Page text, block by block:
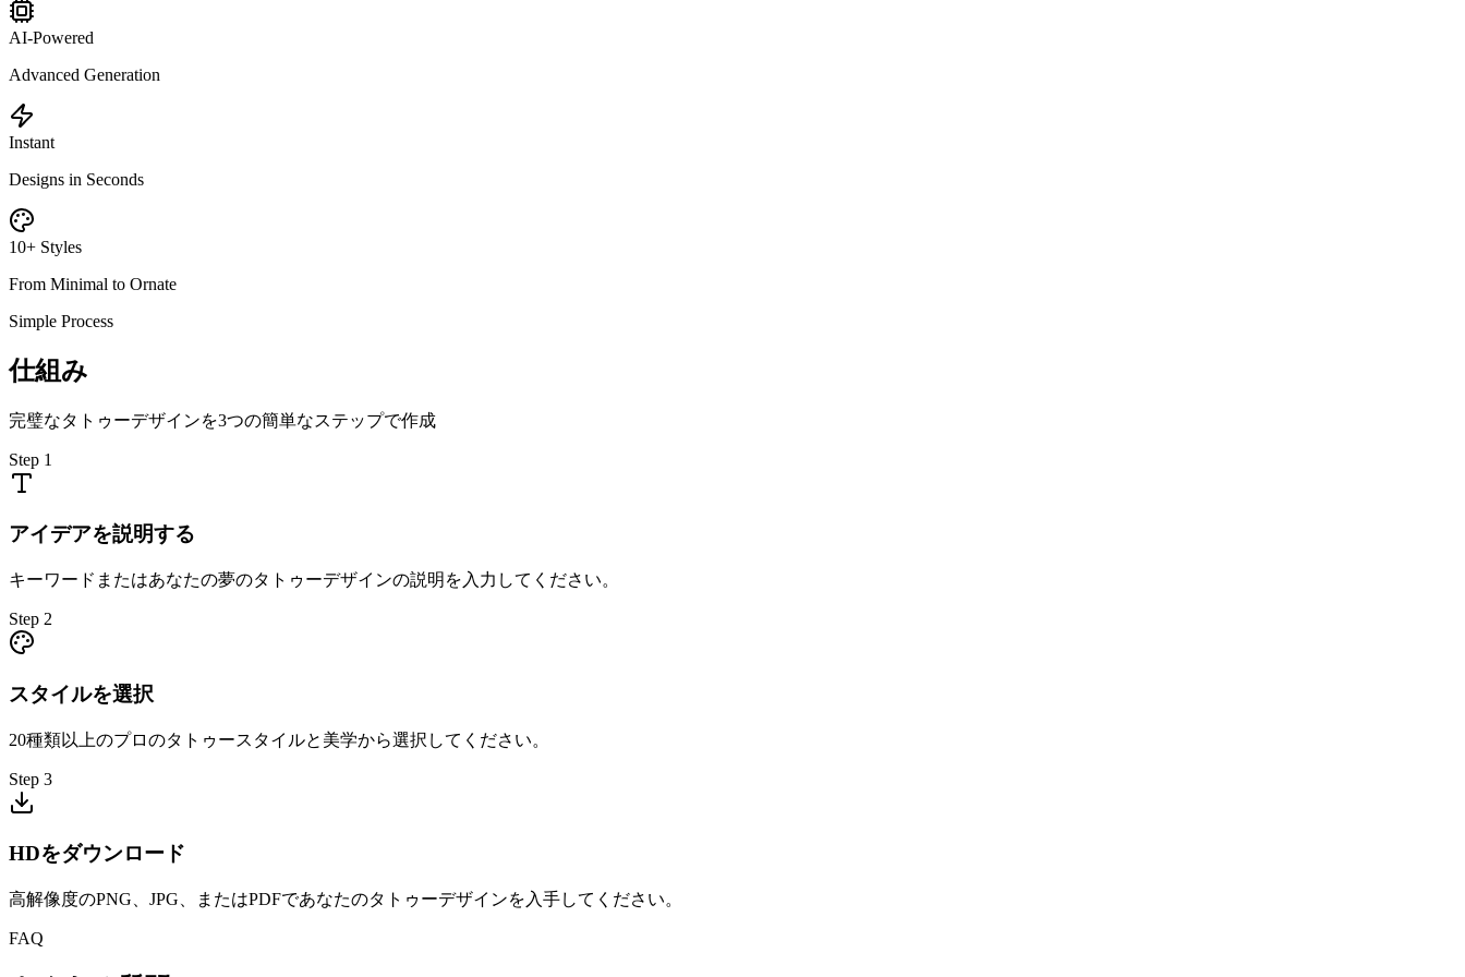
AI-Powered
Advanced Generation
Instant
Designs in Seconds
10+ Styles
From Minimal to Ornate
Simple Process
仕組み
完璧なタトゥーデザインを3つの簡単なステップで作成
Step 1
アイデアを説明する
キーワードまたはあなたの夢のタトゥーデザインの説明を入力してください。
Step 2
スタイルを選択
20種類以上のプロのタトゥースタイルと美学から選択してください。
Step 3
HDをダウンロード
高解像度のPNG、JPG、またはPDFであなたのタトゥーデザインを入手してください。
FAQ